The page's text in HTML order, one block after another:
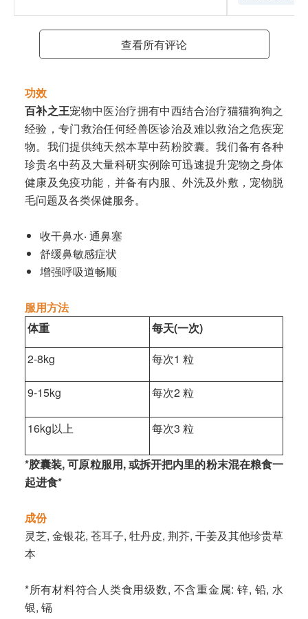
查看所有评论
功效
百补之王宠物中医治疗拥有中西结合治疗猫猫狗狗之
经验，专门救治任何经兽医诊治及难以救治之危疾宠
物。我们提供纯天然本草中药粉胶囊。我们备有各种
珍贵名中药及大量科研实例除可迅速提升宠物之身体
健康及免疫功能，并备有内服、外洗及外敷，宠物脱
毛问题及各类保健服务。
收干鼻水‧ 通鼻塞
舒缓鼻敏感症状
增强呼吸道畅顺
服用方法
体重
每天(一次)
2-8kg
每次1 粒
9-15kg 每次2 粒
16kg以上 每次3 粒
*胶囊装, 可原粒服用, 或拆开把内里的粉末混在粮食一
起进食*
成份
灵芝, 金银花, 苍耳子, 牡丹皮, 荆芥, 干姜及其他珍贵草
本
*所有材料符合人类食用级数, 不含重金属: 锌, 铅, 水
银, 镉